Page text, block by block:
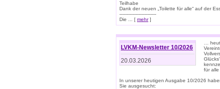
Teilhabe
Dank der neuen „Toilette für alle“ auf der
-------------------------
Die ... [ mehr]
LVKM-Newsletter 10/2026
20.03.2026
…
für
In unserer heutigen Ausgabe 10/2026
Sie ausgesucht: